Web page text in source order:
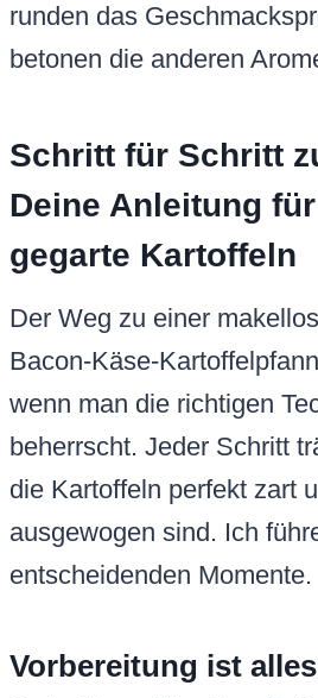
runden das
betonen die anderen
Schritt für Schritt
Deine Anleitung
gegarte Kartoffeln
Der Weg zu einer
Bacon-Käse-
wenn man die richtigen
beherrscht. Jeder Schritt
die Kartoffeln perfekt zart
ausgewogen sind. Ich
entscheidenden Momente.
Vorbereitung ist